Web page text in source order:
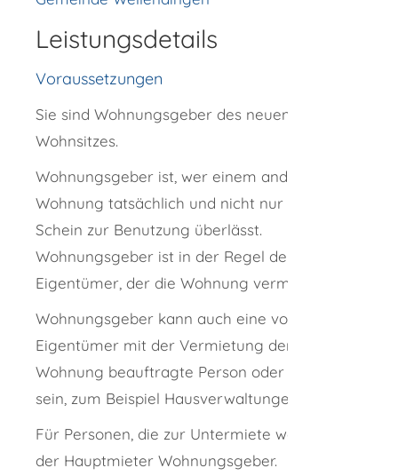
Leistungsdetails
Voraussetzungen
Sie sind Wohnungsgeber des neuen
Wohnsitzes.
Wohnungsgeber ist, wer einem anderen eine
Wohnung tatsächlich und nicht nur zum
Schein zur Benutzung überlässt.
Wohnungsgeber ist in der Regel der
Eigentümer, der die Wohnung vermietet.
Wohnungsgeber kann auch eine vom
Eigentümer mit der Vermietung der
Wohnung beauftragte Person oder Stelle
sein, zum Beispiel Hausverwaltungen.
Für Personen, die zur Untermiete wohnen, ist
der Hauptmieter Wohnungsgeber.